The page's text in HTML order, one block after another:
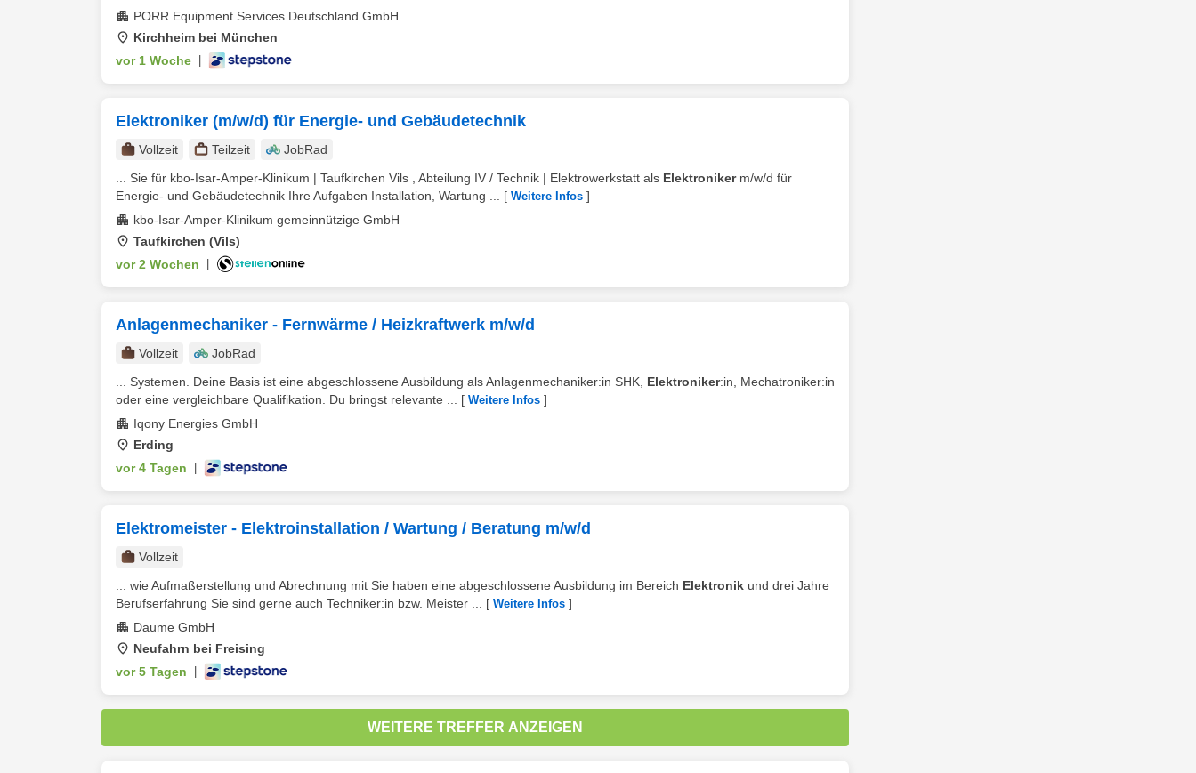
PORR Equipment Services Deutschland GmbH
Kirchheim bei München
vor 1 Woche
Elektroniker (m/w/d) für Energie- und Gebäudetechnik
Vollzeit Teilzeit
JobRad
... Sie für kbo-Isar-Amper-Klinikum | Taufkirchen Vils , Abteilung IV / Technik | Elektrowerkstatt als Elektronikerm/w/d für
Energie- und Gebäudetechnik Ihre Aufgaben Installation, Wartung ...
[ Weitere Infos ]
kbo-Isar-Amper-Klinikum gemeinnützige GmbH
Taufkirchen (Vils)
vor 2 Wochen
Anlagenmechaniker - Fernwärme / Heizkraftwerk m/w/d
Vollzeit
JobRad
... Systemen. Deine Basis ist eine abgeschlossene Ausbildung als Anlagenmechaniker:in SHK, Elektroniker:in, Mechatroniker:in
oder eine vergleichbare Qualifikation. Du bringst relevante ...
[ Weitere Infos ]
Iqony Energies GmbH
Erding
vor 4 Tagen
Elektromeister - Elektroinstallation / Wartung / Beratung m/w/d
Vollzeit
... wie Aufmaßerstellung und Abrechnung mit Sie haben eine abgeschlossene Ausbildung im Bereich Elektronik und drei Jahre
Berufserfahrung Sie sind gerne auch Techniker:in bzw. Meister ...
[ Weitere Infos ]
Daume GmbH
Neufahrn bei Freising
vor 5 Tagen
WEITERE TREFFER ANZEIGEN